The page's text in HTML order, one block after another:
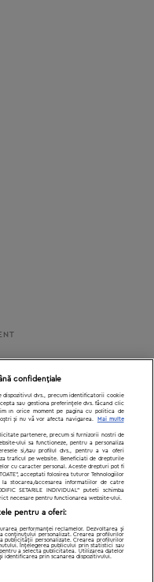
confidențiale
dispozitivul dvs., precum identificatorii cookie
sau gestiona preferințele dvs. făcând clic
în orice moment pe pagina cu politica de
și nu vă vor afecta navigarea.
Mai multe
partenere, precum si furnizorii nostri de
ului sa functioneze, pentru a personaliza
si/sau profilul dvs., pentru a va oferi
traficul pe website. Beneficiati de drepturile
cu caracter personal. Aceste drepturi pot fi
TOATE”, acceptati folosirea tuturor Tehnologiilor
stocarea/accesarea informatiilor de catre
SETARILE INDIVIDUAL” puteti schimba
necesare pentru functionarea website-ului.
pentru a oferi:
performanței reclamelor. Dezvoltarea și
conținutului personalizat. Crearea profilurilor
publicității personalizate. Crearea profilurilor
Înțelegerea publicului prin statistici sau
a selecta publicitatea. Utilizarea datelor
identificarea prin scanarea dispozitivului.